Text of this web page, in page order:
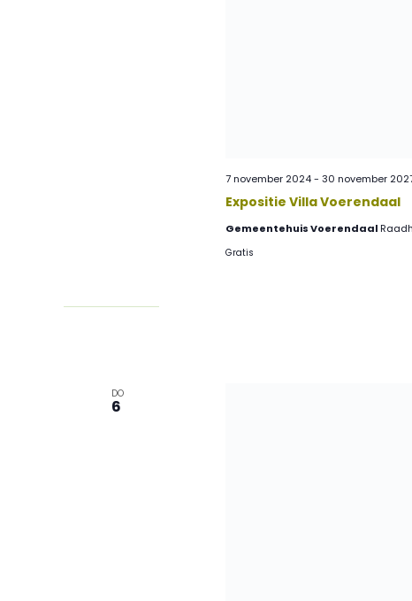
Expositie Villa Voerendaal
7 november 2024- 30 november
Gemeentehuis Voerendaal
Gratis
DO
6